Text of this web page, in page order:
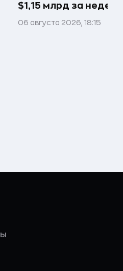
$1,15 млрд за
06 августа 2026, 18:15